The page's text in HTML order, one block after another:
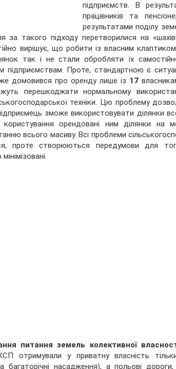
підприємств. В
працівників та
результатами поділу
за такого підходу перетворилися на
вирішує, що робити із власним
так і не стали обробляти їх
підприємствам. Проте, стандартною є
домовився про оренду лише із 17
перешкоджати нормальному
техніки. Цю проблему
зможе використовувати ділянки
користування орендовані ним ділянки
всього масиву. Всі проблеми
проте створюються передумови для
питання земель колективної
отримували у приватну власність
багаторічні насадження), а польові